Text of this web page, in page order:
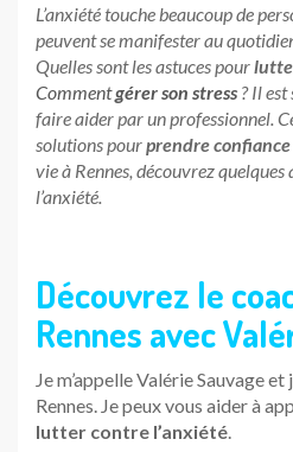
L’anxiété touche beaucoup de
peuvent se manifester au
Quelles sont les astuces pour
Commentgérer son stress ? Il
faire aider par un professionnel.
solutions pourprendre confiance
vie à Rennes, découvrez
l’anxiété.
Découvrez le
Rennes avec
Je m’appelle Valérie Sauvage
Rennes. Je peux vous aider à
lutter contre l’anxiété